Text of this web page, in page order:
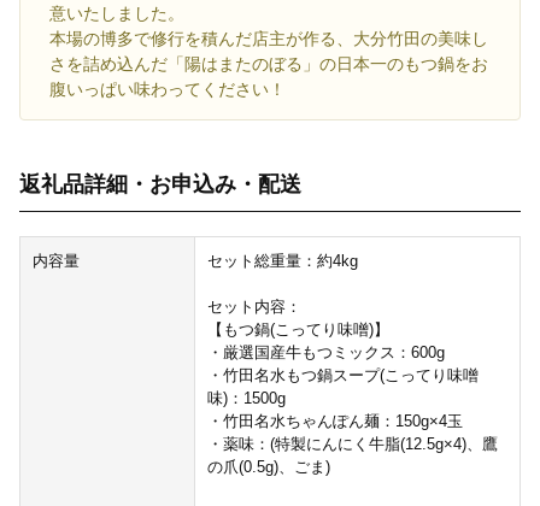
意いたしました。
本場の博多で修行を積んだ店主が作る、大分竹田の美味し
さを詰め込んだ「陽はまたのぼる」の日本一のもつ鍋をお
腹いっぱい味わってください！
返礼品詳細・お申込み・配送
内容量 セット総重量：約4kg
セット内容：
【もつ鍋(こってり味噌)】
・厳選国産牛もつミックス：600g
・竹田名水もつ鍋スープ(こってり味噌
味)：1500g
・竹田名水ちゃんぽん麺：150g×4玉
・薬味：(特製にんにく牛脂(12.5g×4)、鷹
の爪(0.5g)、ごま)